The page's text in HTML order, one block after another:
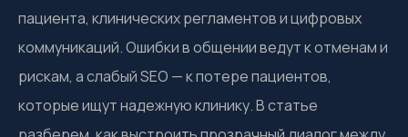
пациента, клинических регламентов и цифровых
коммуникаций. Ошибки в общении ведут к отменам и
рискам, а слабый SEO — к потере пациентов,
которые ищут надежную клинику. В статье